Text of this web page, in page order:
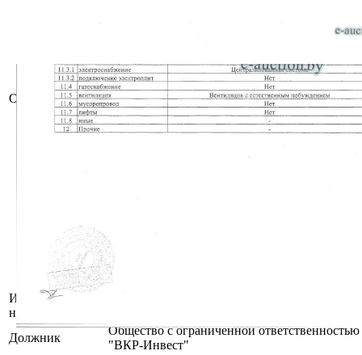
Описание
Кадастровый номер земельного участка, на
котором расположено капитальное строение:
620400000001000727, площадью 1.4664 га
(Право аренды);
Отдельный земельный участок для
обслуживания капитального строения не
назначения объектов недвижимого
имущества: Земельный участок для иных
сельскохозяйственных целей.
Инвентарный
номер
Должник
Общество с ограниченной ответственностью
"ВКР-Инвест"